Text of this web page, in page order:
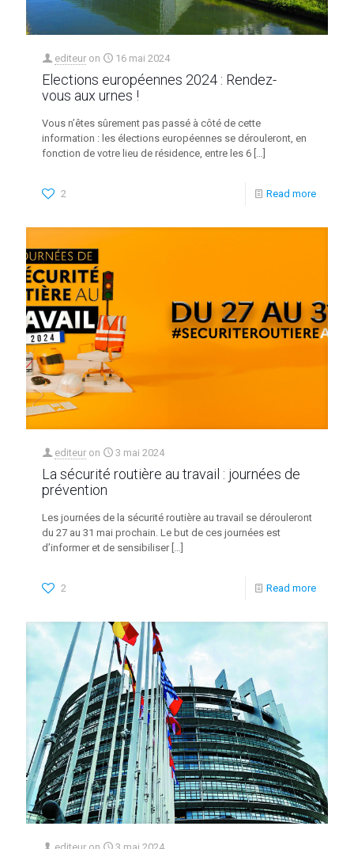
editeur on 16 mai 2024
Elections européennes 2024 : Rendez-
vous aux urnes !
Vous n’êtes sûrement pas passé à côté de cette
information : les élections européennes se dérouleront, en
fonction de votre lieu de résidence, entre les 6 […]
2 Read more
editeur on 3 mai 2024
La sécurité routière au travail : journées de
prévention
Les journées de la sécurité routière au travail se dérouleront
du 27 au 31 mai prochain. Le but de ces journées est
d’informer et de sensibiliser[…]
2 Read more